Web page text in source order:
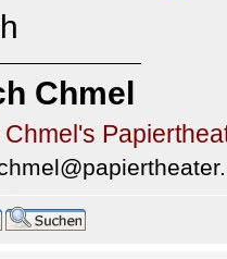
Chmel